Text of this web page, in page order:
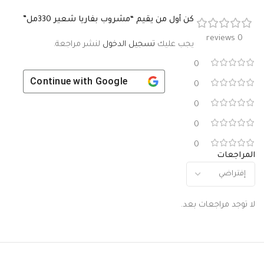
0 reviews
0
0
0
0
0
المراجعات
لا توجد مراجعات بعد.
كن أول من يقيم “مشروب بفاريا شعير 330مل”
يجب عليك تسجيل الدخول لنشر مراجعة.
Continue with Google